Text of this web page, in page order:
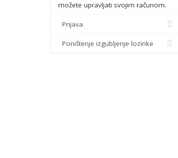
možete upravljati svojim računom.
Prijava
Poništenje izgubljenje lozinke